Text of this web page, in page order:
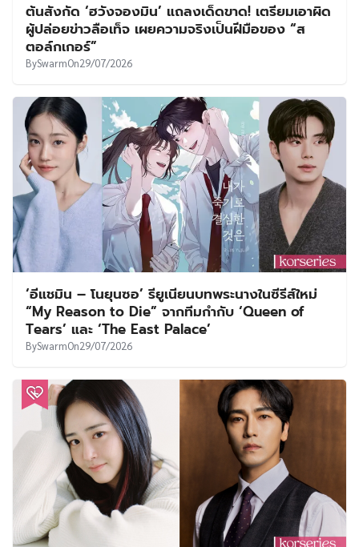
ต้นสังกัด ‘ฮวังจองมิน’ แถลงเด็ดขาด! เตรียมเอาผิด
ผู้ปล่อยข่าวลือเท็จ เผยความจริงเป็นฝีมือของ “ส
ตอล์กเกอร์”
BySwarmOn29/07/2026
‘อีแชมิน – โนยุนซอ’ รียูเนียนบทพระนางในซีรีส์ใหม่
“My Reason to Die” จากทีมกำกับ ‘Queen of
Tears’ และ ‘The East Palace’
BySwarmOn29/07/2026